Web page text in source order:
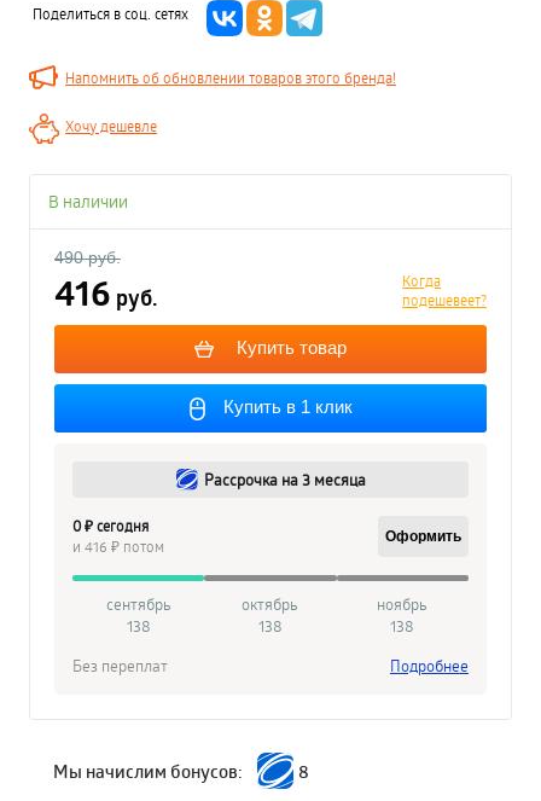
Поделиться в соц. сетях
Напомнить об обновлении товаров этого бренда!
Хочу дешевле
В наличии
490 руб.
Когда
подешевеет?
416 руб.
Купить товар
Купить в 1 клик
Рассрочка на 3 месяца
0 ₽ сегодня
и 416 ₽ потом
Оформить
сентябрь
138
октябрь
138
ноябрь
138
Без переплат
Подробнее
Мы начислим бонусов: 8